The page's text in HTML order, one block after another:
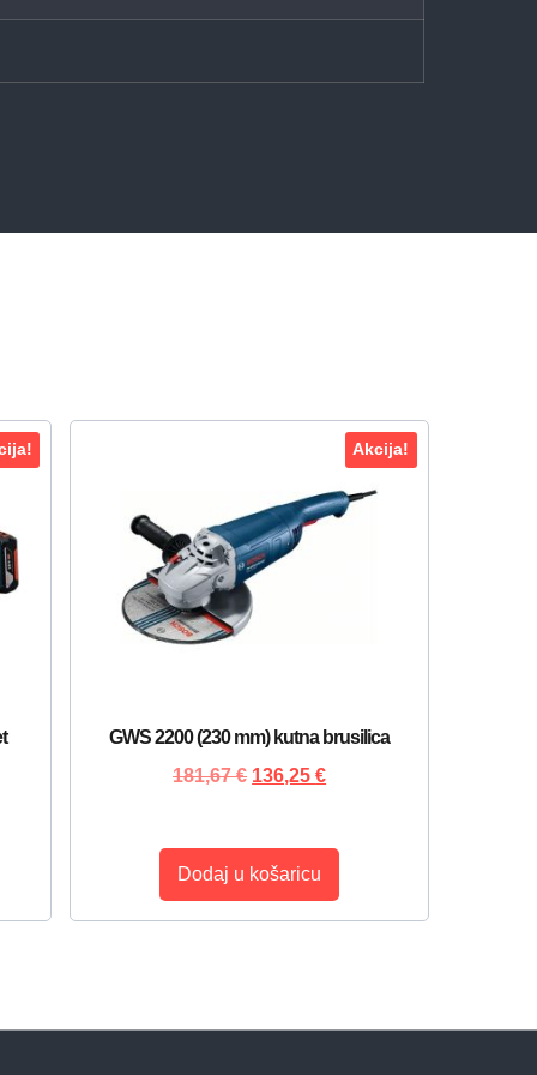
Akcija!
GWS 2200 (230 mm) kutna brusilica
181,67€ 136,25€
Dodaj u košaricu